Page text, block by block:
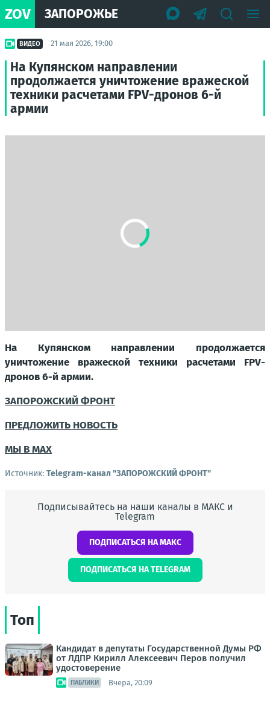
ZOV ЗАПОРОЖЬЕ
ВИДЕО 21 мая 2026, 19:00
На Купянском направлении
продолжается уничтожение вражеской
техники расчетами FPV-дронов 6-й
армии
На Купянском направлении продолжается
уничтожение вражеской техники расчетами FPV-
дронов 6-й армии.
ЗАПОРОЖСКИЙ ФРОНТ
ПРЕДЛОЖИТЬ НОВОСТЬ
МЫ В MAX
Источник: Telegram-канал "ЗАПОРОЖСКИЙ ФРОНТ"
Подписывайтесь на наши каналы в МАКС и
Telegram
ПОДПИСАТЬСЯ НА МАКС
ПОДПИСАТЬСЯ НА TELEGRAM
Топ
Кандидат в депутаты Государственной Думы РФ
от ЛДПР Кирилл Алексеевич Перов получил
удостоверение
ПАБЛИКИ Вчера, 20:09